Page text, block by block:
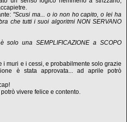
"Scusi ma... o io non ho capito, o lei ha
che tutti i suoi algoritmi NON SERVANO
solo una SEMPLIFICAZIONE a SCOPO
i muri e i cessi, e probabilmente solo grazie
è stata approvata... ad aprile potrò
vivere felice e contento.